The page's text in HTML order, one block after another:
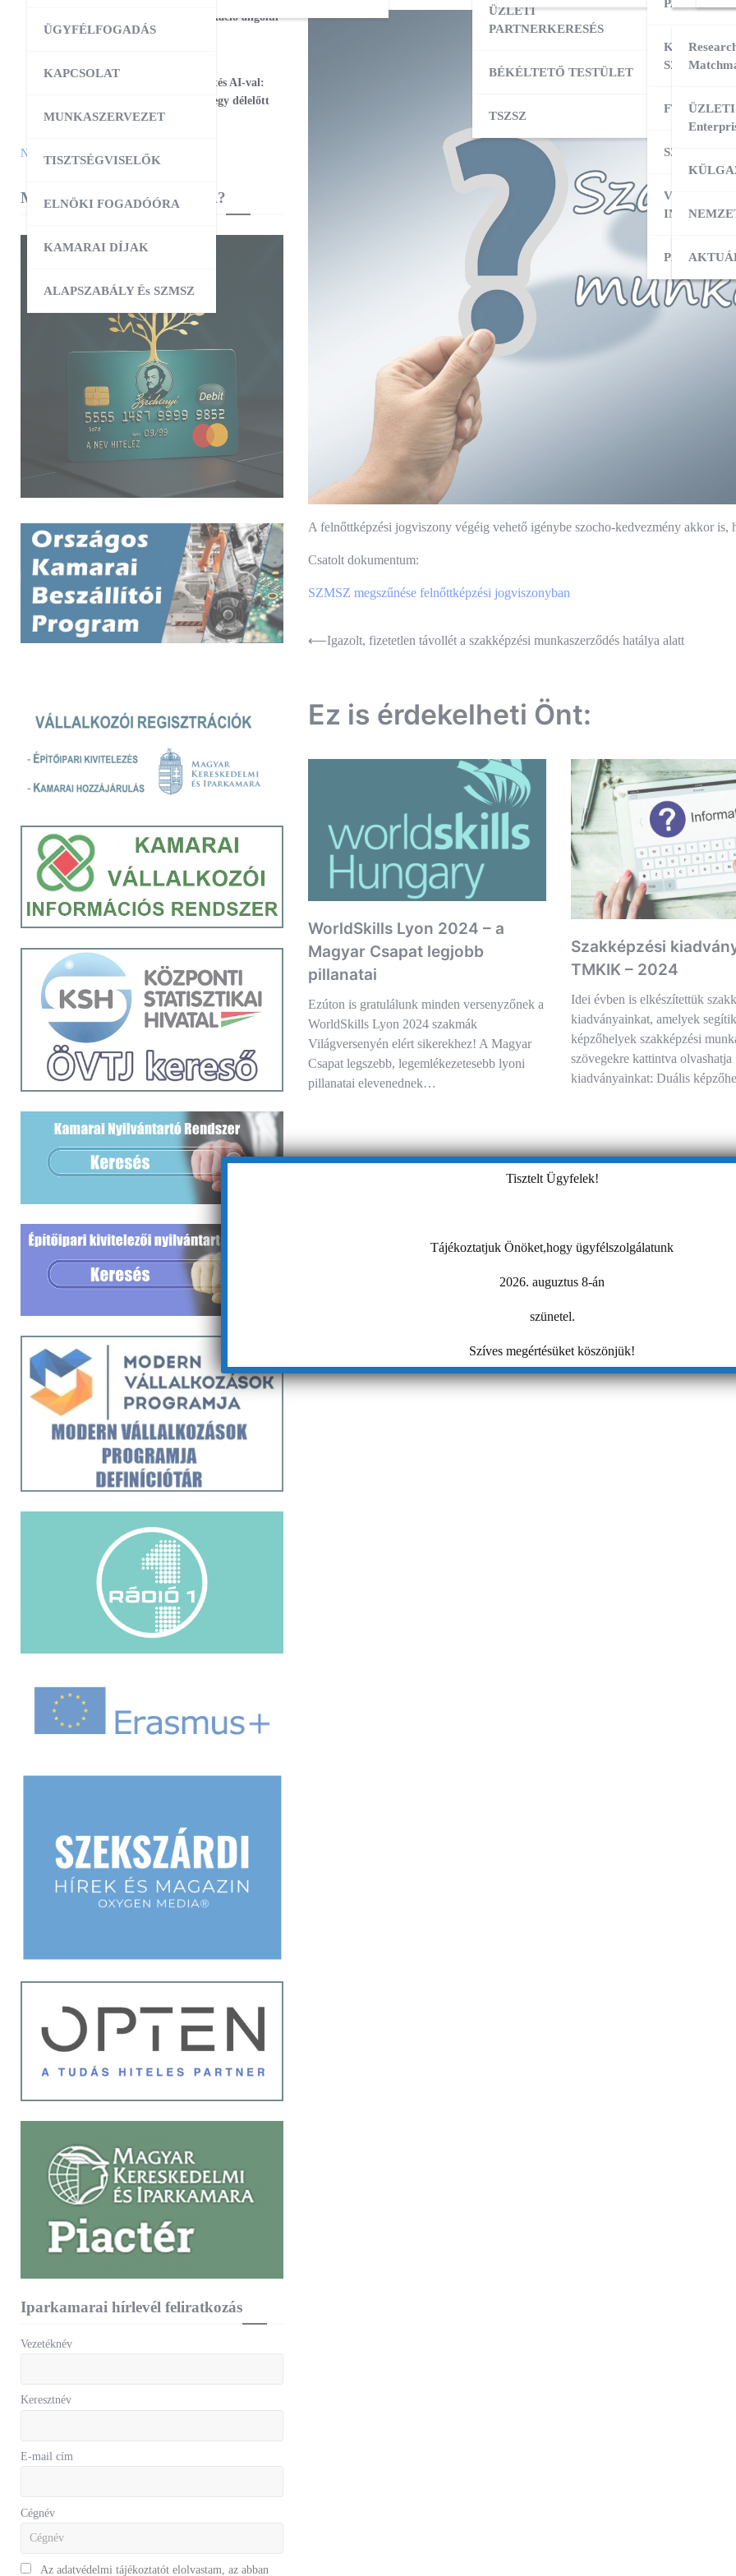
ÜZLETI
PARTNERKERESÉS
BÉKÉLTETŐ TESTÜLET
TSZSZ
KÜLPIACI
FT
INDÍTÁSA
ÜGYFÉLFOGADÁS
KAPCSOLAT
MUNKASZERVEZET
TISZTSÉGVISELŐK
ELNÖKI FOGADÓÓRA
KAMARAI DÍJAK
ALAPSZABÁLY És SZMSZ
A felnőttképzési jogviszony végéig vehető igénybe szocho-kedvezmény akkor is,
Csatolt dokumentum:
SZMSZ megszűnése felnőttképzési jogviszonyban
Bejegyzés
⟵Igazolt, fizetetlen távollét a szakképzési munkaszerződés hatálya alatt
Ez is érdekelheti Önt:
WorldSkills Lyon 2024 – a
Magyar Csapat legjobb
pillanatai
Ezúton is gratulálunk minden versenyzőnek a
WorldSkills Lyon 2024 szakmák
Világversenyén elért sikerekhez! A Magyar
Csapat legszebb, legemlékezetesebb lyoni
pillanatai elevenednek…
Szakképzési
TMKIK – 2024
Idei évben is elkészítettük
kiadványainkat, amelyek
képzőhelyek szakképzési
szövegekre kattintva olvashatja
kiadványainkat: Duális
Magabiztos üzleti kommunikáció angolul
– 2 napos workshop
25
Workshop – Facebook hirdetés AI-val:
szövegtől a kész kampányig egy délelőtt
alatt
Naptár megtekintése
MIBEN SEGÍT A KAMARA?
Iparkamarai hírlevél feliratkozás
Vezetéknév
Keresztnév
E-mail cím
Cégnév
Az adatvédelmi tájékoztatót elolvastam, az abban
Tisztelt Ügyfelek!
Tájékoztatjuk Önöket,hogy ügyfélszolgálatunk
2026. auguztus 8-án
szünetel.
Szíves megértésüket köszönjük!